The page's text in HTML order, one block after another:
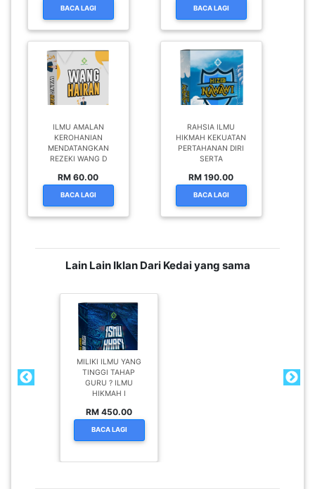
BACA LAGI BACA LAGI
ILMU AMALAN
KEROHANIAN
MENDATANGKAN
REZEKI WANG D
RM 60.00
BACA LAGI
RAHSIA ILMU
HIKMAH KEKUATAN
PERTAHANAN DIRI
SERTA
RM 190.00
BACA LAGI
Lain Lain Iklan Dari Kedai yang sama
MILIKI ILMU YANG
TINGGI TAHAP
GURU ? ILMU
RM 450.00